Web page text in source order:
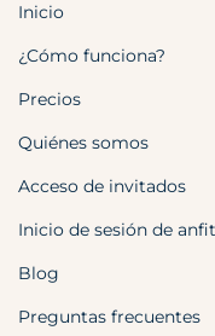
Inicio
¿Cómo funciona?
Precios
Quiénes somos
Acceso de invitados
Inicio de sesión de
Blog
Preguntas frecuentes